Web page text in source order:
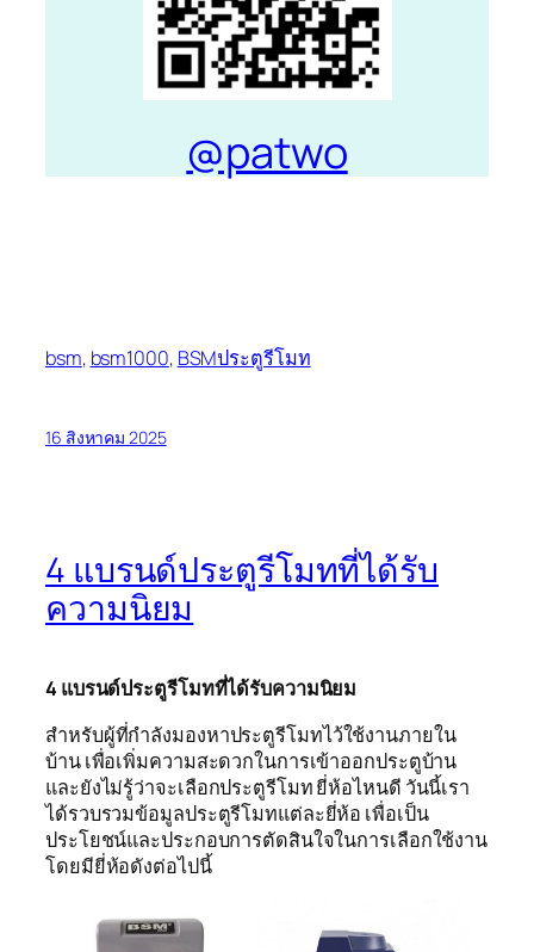
@patwo
bsm, bsm1000, BSMประตูรีโมท
16 สิงหาคม 2025
4 แบรนด์ประตูรีโมทที่ได้รับ
ความนิยม
4 แบรนด์ประตูรีโมทที่ได้รับความนิยม
สำหรับผู้ที่กำลังมองหาประตูรีโมทไว้ใช้งานภายใน
บ้าน เพื่อเพิ่มความสะดวกในการเข้าออกประตูบ้าน
และยังไม่รู้ว่าจะเลือกประตูรีโมท ยี่ห้อไหนดี วันนี้เรา
ได้รวบรวมข้อมูลประตูรีโมทแต่ละยี่ห้อ เพื่อเป็น
ประโยชน์และประกอบการตัดสินใจในการเลือกใช้งาน
โดยมียี่ห้อดังต่อไปนี้